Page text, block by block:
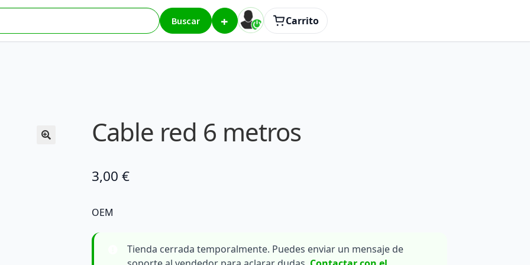
Buscar + Carrito
Cable red 6 metros
3,00 €
OEM
Tienda cerrada temporalmente. Puedes enviar un mensaje de